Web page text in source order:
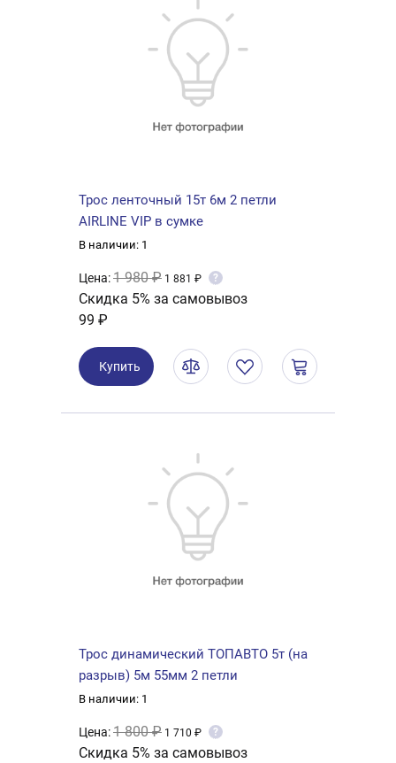
Трос ленточный 15т 6м 2 петли
AIRLINE VIP в сумке
В наличии: 1
Цена:1 980 ₽ 1 881 ₽ ?
Скидка 5% за самовывоз
99 ₽
Купить
Трос динамический ТОПАВТО 5т (на
разрыв) 5м 55мм 2 петли
В наличии: 1
Цена:1 800 ₽ 1 710 ₽ ?
Скидка 5% за самовывоз